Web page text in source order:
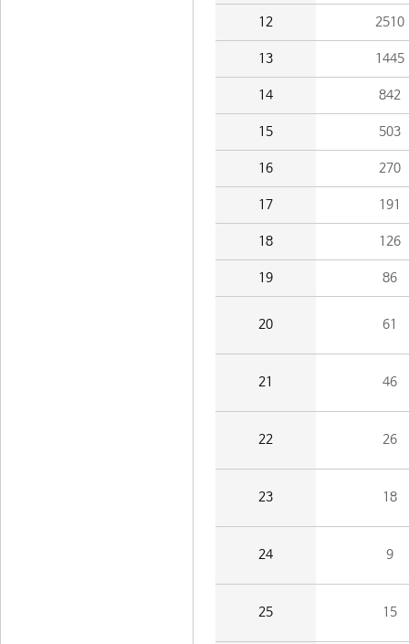
12 2510
13 1445
14 842
15 503
16 270
17 191
18 126
19 86
20 61
21 46
22 26
23 18
24 9
25 15